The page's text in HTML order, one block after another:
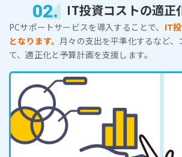
02. IT投資コストの適正
PCサポートサービスを導入することで、 IT
となります。 月々の支出を平準化するなど、
て、適正化と予算計画を支援します。